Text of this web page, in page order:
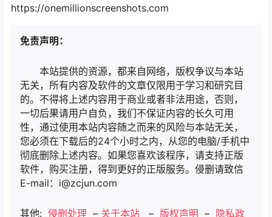
https://onemillionscreenshots.com
免责声明：
本站提供的资源，都来自网络，版权争议与本站
无关，所有内容及软件的文章仅限用于学习和研究目
的。不得将上述内容用于商业或者非法用途，否则，
一切后果请用户自负，我们不保证内容的长久可用
性，通过使用本站内容随之而来的风险与本站无关，
您必须在下载后的24个小时之内，从您的电脑/手机中
彻底删除上述内容。如果您喜欢该程序，请支持正版
软件，购买注册，得到更好的正版服务。侵删请致信
E-mail：i@zcjun.com
其他: 侵删处理 – 关于本站 – 版权声明 – 隐私政